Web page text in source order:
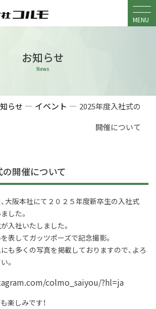
MENU
お知らせ
News
らせ ー イベント ー 2025年度入社式の
開催について
開催について
大阪本社にて２０２５年度新卒生の入社式
した。
入社いたしました。
表してガッツポーズで記念撮影。
も多くの写真を掲載しておりますので、よろ
。
colmo_saiyou/?hl=ja
楽しみです！